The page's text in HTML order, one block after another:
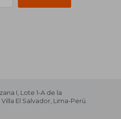
I, Lote 1-A de la
El Salvador, Lima-Perú.